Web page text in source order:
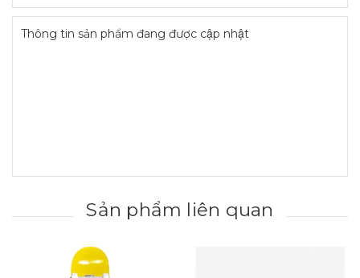
Thông tin sản phẩm đang được cập nhật
Sản phẩm liên quan